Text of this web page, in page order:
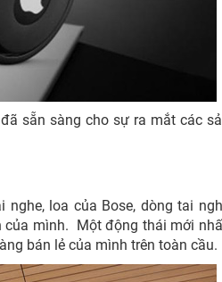
sẵn sàng cho sự ra mắt các
loa của Bose, dòng tai
của mình. Một động thái mới
bán lẻ của mình trên toàn cầu.